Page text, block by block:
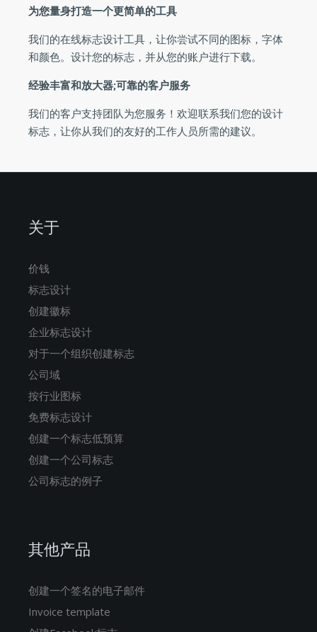
为您量身打造一个更简单的工具
我们的在线标志设计工具，让你尝试不同的图标，字体
和颜色。设计您的标志，并从您的账户进行下载。
经验丰富和放大器;可靠的客户服务
我们的客户支持团队为您服务！欢迎联系我们您的设计
标志，让你从我们的友好的工作人员所需的建议。
关于
价钱
标志设计
创建徽标
企业标志设计
对于一个组织创建标志
公司域
按行业图标
免费标志设计
创建一个标志低预算
创建一个公司标志
公司标志的例子
其他产品
创建一个签名的电子邮件
Invoice template